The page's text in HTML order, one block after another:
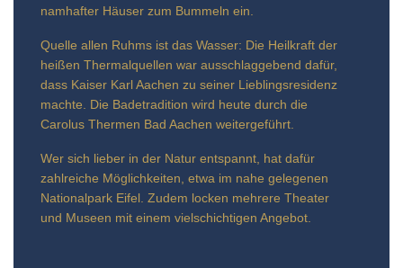
namhafter Häuser zum Bummeln ein.
Quelle allen Ruhms ist das Wasser: Die Heilkraft der
heißen Thermalquellen war ausschlaggebend dafür,
dass Kaiser Karl Aachen zu seiner Lieblingsresidenz
machte. Die Badetradition wird heute durch die
Carolus Thermen Bad Aachen weitergeführt.
Wer sich lieber in der Natur entspannt, hat dafür
zahlreiche Möglichkeiten, etwa im nahe gelegenen
Nationalpark Eifel. Zudem locken mehrere Theater
und Museen mit einem vielschichtigen Angebot.